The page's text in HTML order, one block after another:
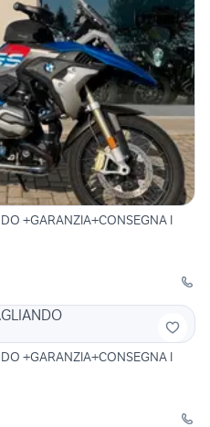
+GARANZIA+CONSEGNA I
+GARANZIA+CONSEGNA I